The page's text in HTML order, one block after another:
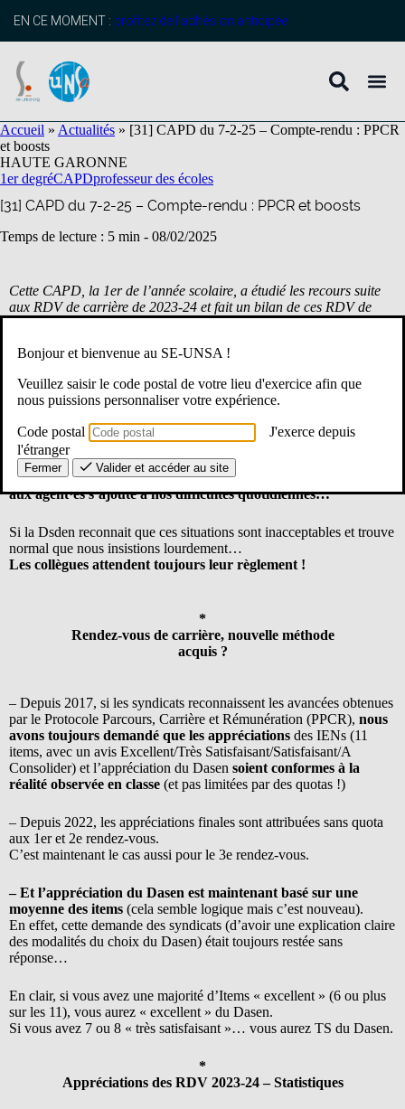
principal
EN CE MOMENT : profitez de l’adhésion anticipée
Accueil » Actualités » [31] CAPD du 7-2-25 – Compte-rendu : PPCR
et boosts
HAUTE GARONNE
1er degréCAPDprofesseur des écoles
[31] CAPD du 7-2-25 – Compte-rendu : PPCR et boosts
Temps de lecture : 5 min - 08/02/2025
Cette CAPD, la 1er de l’année scolaire, a étudié les recours suite
aux RDV de carrière de 2023-24 et fait un bilan de ces RDV de
carrière.
les collègues…
*
Gestion des personnels, Non acquis
Le SE-Unsa, en déclaration préalable (Cf ci-Dessous), a répété les
erreurs, oublis et retards dans la paie des personnels.
aux agent·es s’ajoute à nos difficultés quotidiennes…
Si la Dsden reconnait que ces situations sont inacceptables et trouve
normal que nous insistions lourdement…
Les collègues attendent toujours leur règlement !
*
Rendez-vous de carrière, nouvelle méthode
acquis ?
– Depuis 2017, si les syndicats reconnaissent les avancées obtenues
par le Protocole Parcours, Carrière et Rémunération (PPCR), nous
avons toujours demandé que les appréciations des IENs (11
items, avec un avis Excellent/Très Satisfaisant/Satisfaisant/A
Consolider) et l’appréciation du Dasen soient conformes à la
réalité observée en classe (et pas limitées par des quotas !)
– Depuis 2022, les appréciations finales sont attribuées sans quota
aux 1er et 2e rendez-vous.
C’est maintenant le cas aussi pour le 3e rendez-vous.
– Et l’appréciation du Dasen est maintenant basé sur une
moyenne des items (cela semble logique mais c’est nouveau).
En effet, cette demande des syndicats (d’avoir une explication claire
des modalités du choix du Dasen) était toujours restée sans
réponse…
En clair, si vous avez une majorité d’Items « excellent » (6 ou plus
sur les 11), vous aurez « excellent » du Dasen.
Si vous avez 7 ou 8 « très satisfaisant »… vous aurez TS du Dasen.
*
Appréciations des RDV 2023-24 – Statistiques
Bonjour et bienvenue au SE-UNSA !
Veuillez saisir le code postal de votre lieu d'exercice afin que
nous puissions personnaliser votre expérience.
Code postal
J'exerce depuis
l'étranger
Fermer Valider et accéder au site